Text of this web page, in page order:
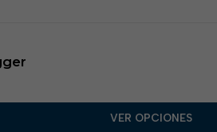
VER OPCIONES